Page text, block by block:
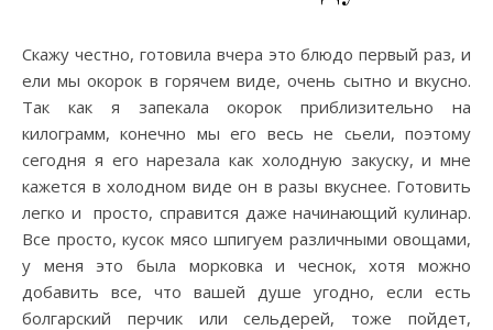
Скажу честно, готовила вчера это блюдо первый раз, и
ели мы окорок в горячем виде, очень сытно и вкусно.
Так как я запекала окорок приблизительно на
килограмм, конечно мы его весь не сьели, поэтому
сегодня я его нарезала как холодную закуску, и мне
кажется в холодном виде он в разы вкуснее. Готовить
легко и просто, справится даже начинающий кулинар.
Все просто, кусок мясо шпигуем различными овощами,
у меня это была морковка и чеснок, хотя можно
добавить все, что вашей душе угодно, если есть
болгарский перчик или сельдерей, тоже пойдет,